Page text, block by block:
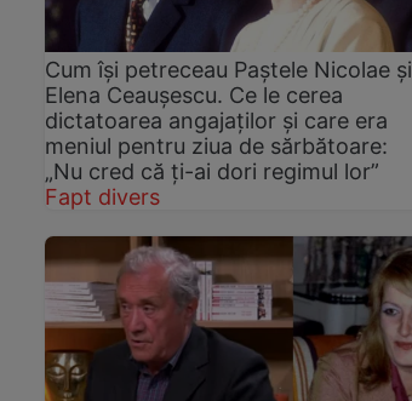
Cum își petreceau Paștele Nicolae și
Elena Ceaușescu. Ce le cerea
dictatoarea angajaților și care era
meniul pentru ziua de sărbătoare:
„Nu cred că ți-ai dori regimul lor”
Fapt divers